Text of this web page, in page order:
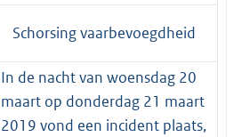
Schorsing vaarbevoegdheid
In de nacht van woensdag 20
maart op donderdag 21 maart
2019 vond een incident plaats,